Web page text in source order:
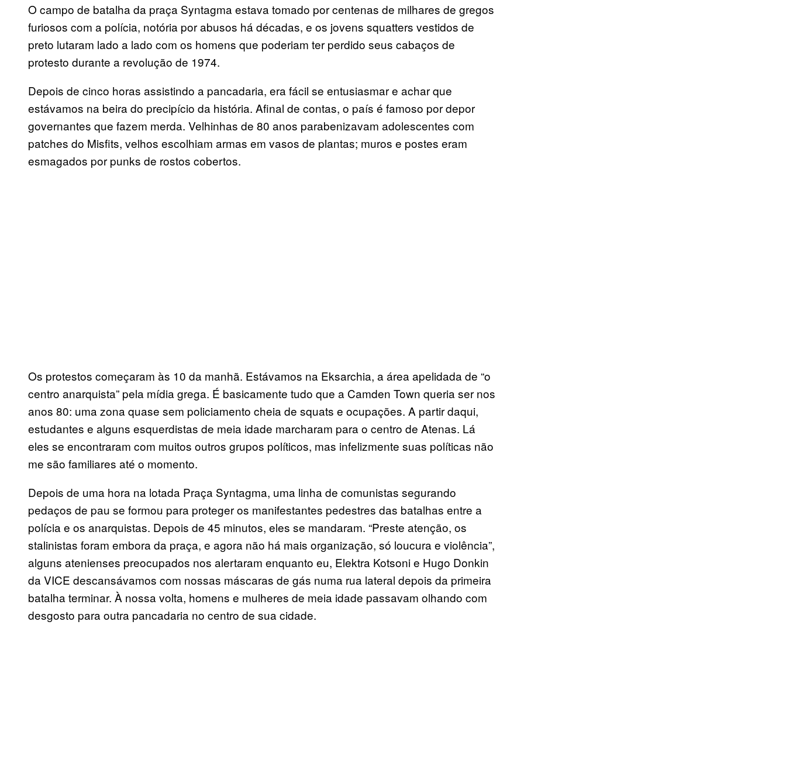
O campo de batalha da praça Syntagma estava tomado por centenas de milhares de gregos
furiosos com a polícia, notória por abusos há décadas, e os jovens squatters vestidos de
preto lutaram lado a lado com os homens que poderiam ter perdido seus cabaços de
protesto durante a revolução de 1974.
Depois de cinco horas assistindo a pancadaria, era fácil se entusiasmar e achar que
estávamos na beira do precipício da história. Afinal de contas, o país é famoso por depor
governantes que fazem merda. Velhinhas de 80 anos parabenizavam adolescentes com
patches do Misfits, velhos escolhiam armas em vasos de plantas; muros e postes eram
esmagados por punks de rostos cobertos.
Os protestos começaram às 10 da manhã. Estávamos na Eksarchia, a área apelidada de “o
centro anarquista” pela mídia grega. É basicamente tudo que a Camden Town queria ser nos
anos 80: uma zona quase sem policiamento cheia de squats e ocupações. A partir daqui,
estudantes e alguns esquerdistas de meia idade marcharam para o centro de Atenas. Lá
eles se encontraram com muitos outros grupos políticos, mas infelizmente suas políticas não
me são familiares até o momento.
Depois de uma hora na lotada Praça Syntagma, uma linha de comunistas segurando
pedaços de pau se formou para proteger os manifestantes pedestres das batalhas entre a
polícia e os anarquistas. Depois de 45 minutos, eles se mandaram. “Preste atenção, os
stalinistas foram embora da praça, e agora não há mais organização, só loucura e violência”,
alguns atenienses preocupados nos alertaram enquanto eu, Elektra Kotsoni e Hugo Donkin
da VICE descansávamos com nossas máscaras de gás numa rua lateral depois da primeira
batalha terminar. À nossa volta, homens e mulheres de meia idade passavam olhando com
desgosto para outra pancadaria no centro de sua cidade.